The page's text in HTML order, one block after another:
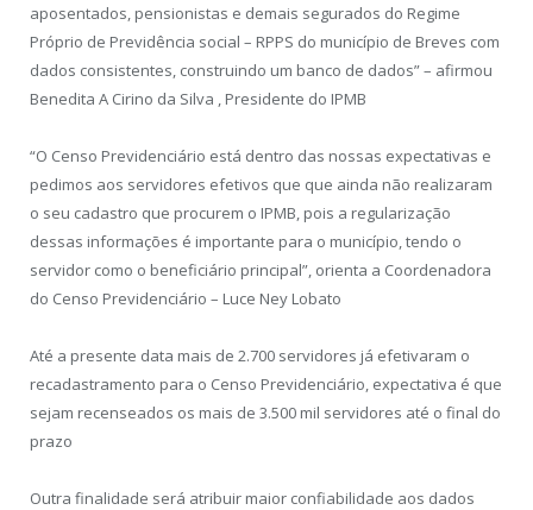
aposentados, pensionistas e demais segurados do Regime
Próprio de Previdência social – RPPS do município de Breves com
dados consistentes, construindo um banco de dados” – afirmou
Benedita A Cirino da Silva , Presidente do IPMB
“O Censo Previdenciário está dentro das nossas expectativas e
pedimos aos servidores efetivos que que ainda não realizaram
o seu cadastro que procurem o IPMB, pois a regularização
dessas informações é importante para o município, tendo o
servidor como o beneficiário principal”, orienta a Coordenadora
do Censo Previdenciário – Luce Ney Lobato
Até a presente data mais de 2.700 servidores já efetivaram o
recadastramento para o Censo Previdenciário, expectativa é que
sejam recenseados os mais de 3.500 mil servidores até o final do
prazo
Outra finalidade será atribuir maior confiabilidade aos dados